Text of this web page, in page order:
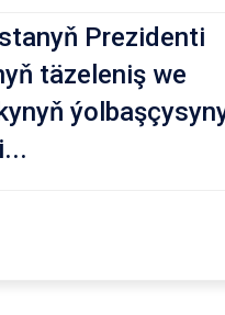
Prezidenti
täzeleniş we